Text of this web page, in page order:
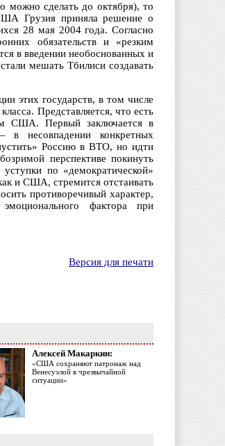
можно сделать до октября), то
Грузия приняла решение о
28 мая 2004 года. Согласно
обязательств и «резким
в введении необоснованных и
мешать Тбилиси создавать
этих государств, в том числе
Представляется, что есть
США. Первый заключается в
в несовпадении конкретных
Россию в ВТО, но идти
перспективе покинуть
по «демократической»
и США, стремится отстаивать
противоречивый характер,
фактора при
Версия для печати
Алексей Макаркин:
«США сохраняют патронаж над
Венесуэлой в чрезвычайной
ситуации»